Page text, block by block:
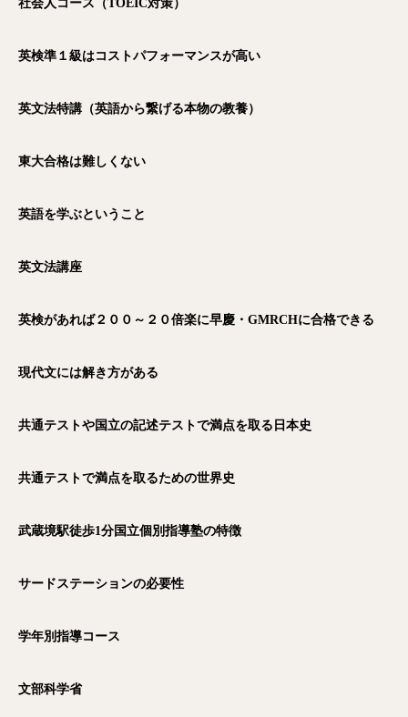
社会人コース（TOEIC対策）
英検準１級はコストパフォーマンスが高い
英文法特講（英語から繋げる本物の教養）
東大合格は難しくない
英語を学ぶということ
英文法講座
英検があれば２００～２０倍楽に早慶・GMRCHに合格できる
現代文には解き方がある
共通テストや国立の記述テストで満点を取る日本史
共通テストで満点を取るための世界史
武蔵境駅徒歩1分国立個別指導塾の特徴
サードステーションの必要性
学年別指導コース
文部科学省